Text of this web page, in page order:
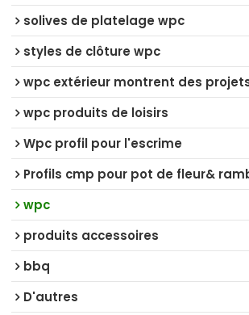
solives de platelage wpc
styles de clôture wpc
wpc extérieur montrent des
wpc produits de loisirs
Wpc profil pour l'escrime
Profils cmp pour pot de fleur&
wpc
produits accessoires
bbq
D'autres